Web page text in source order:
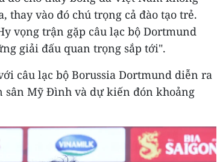
thay vào đó chú trọng cả đào tạo trẻ.
vọng trận gặp câu lạc bộ Dortmund
giải đấu quan trọng sắp tới".
câu lạc bộ Borussia Dortmund diễn ra
sân Mỹ Đình và dự kiến đón khoảng